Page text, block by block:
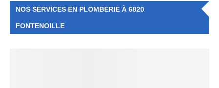
NOS SERVICES EN PLOMBERIE À 6820
FONTENOILLE